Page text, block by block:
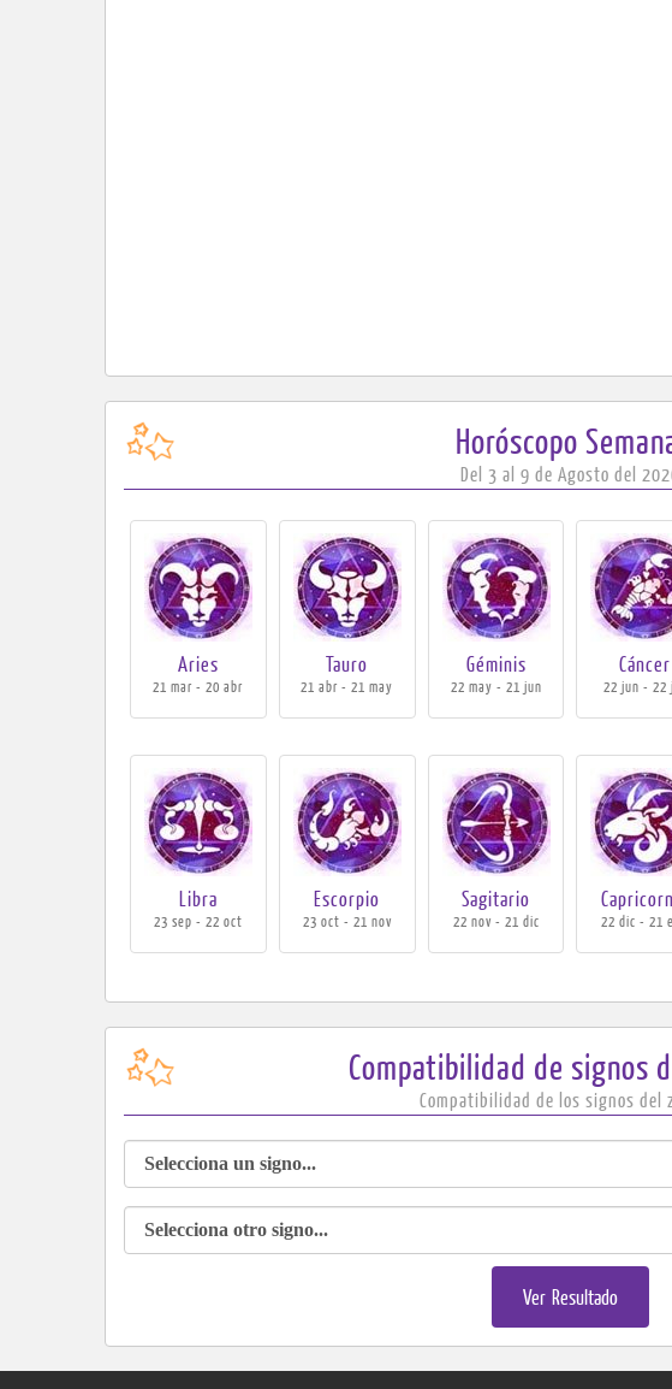
Horóscopo
Del 3 al 9 de Agosto del
Aries
21 mar - 20 abr
Tauro
21 abr - 21 may
Géminis
22 may - 21 jun
Cáncer
22 jun - 22
Libra
23 sep - 22 oct
Escorpio
23 oct - 21 nov
Sagitario
22 nov - 21 dic 22 dic - 21
Compatibilidad de signos
Compatibilidad de los signos del
Ver Resultado